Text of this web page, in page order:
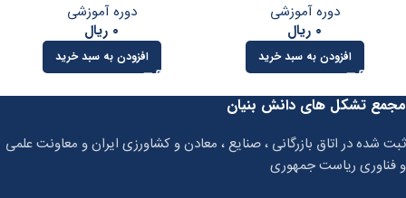
دوره آموزشی
۰ ریال
افزودن به سبد خرید
دوره آموزشی
۰ ریال
افزودن به سبد خرید
مجمع تشکل های دانش بنیان
ثبت شده در اتاق بازرگانی ، صنایع ، معادن و کشاورزی ایران و معاونت علمی
و فناوری ریاست جمهوری